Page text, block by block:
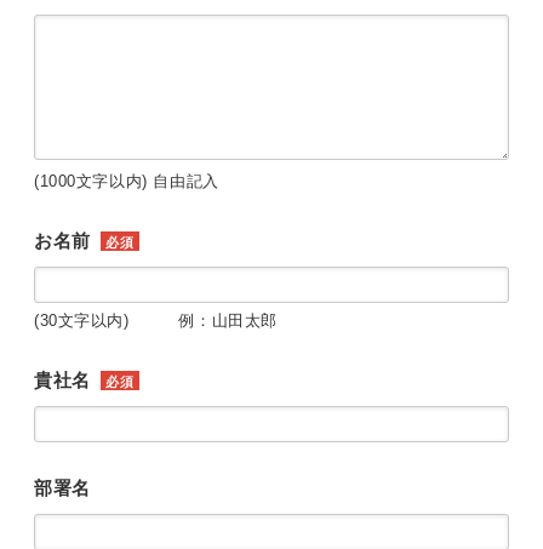
(1000文字以内) 自由記入
お名前 必須
(30文字以内) 例：山田太郎
貴社名 必須
部署名